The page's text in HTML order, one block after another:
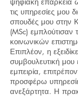
τις υπηρεσίες μου
σπουδές μου στην
(MSc)
κοινωνικών
Επιπλέον, η
συμβουλευτική μου
εμπειρία,
προσφέρω
ανεξάρτητα. Η